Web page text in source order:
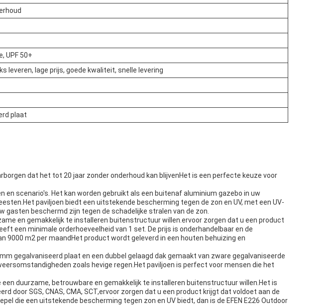
UPF 50+
leveren, lage prijs, goede kwaliteit, snelle levering
plaat
dat het tot 20 jaar zonder onderhoud kan blijvenHet is een perfecte keuze voor
en scenario's. Het kan worden gebruikt als een buitenaf aluminium gazebo in uw
paviljoen biedt een uitstekende bescherming tegen de zon en UV, met een UV-
gasten beschermd zijn tegen de schadelijke stralen van de zon.
en gemakkelijk te installeren buitenstructuur willen.ervoor zorgen dat u een product
een minimale orderhoeveelheid van 1 set. De prijs is onderhandelbaar en de
9000 m2 per maandHet product wordt geleverd in een houten behuizing en
gegalvaniseerd plaat en een dubbel gelaagd dak gemaakt van zware gegalvaniseerde
zoals hevige regen.Het paviljoen is perfect voor mensen die het
duurzame, betrouwbare en gemakkelijk te installeren buitenstructuur willen.Het is
SGS, CNAS, CMA, SCT,ervoor zorgen dat u een product krijgt dat voldoet aan de
die een uitstekende bescherming tegen zon en UV biedt, dan is de EFEN E226 Outdoor